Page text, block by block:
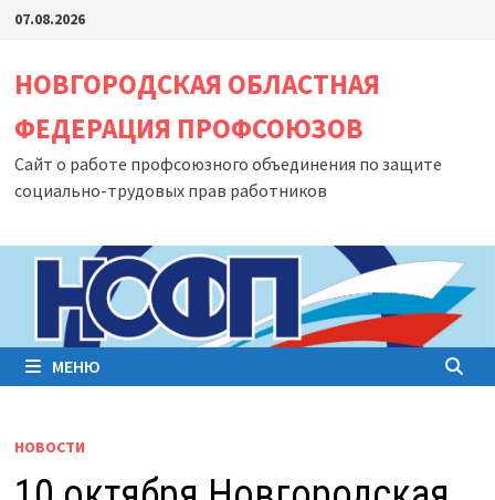
Перейти
содержимому
07.08.2026
НОВГОРОДСКАЯ ОБЛАСТНАЯ
ФЕДЕРАЦИЯ ПРОФСОЮЗОВ
Сайт о работе профсоюзного объединения по защите
социально-трудовых прав работников
МЕНЮ
НОВОСТИ